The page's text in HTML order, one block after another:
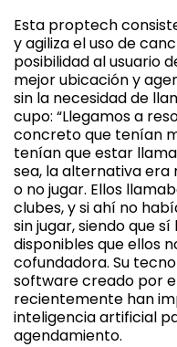
Esta proptech
y agiliza el uso de
posibilidad al usuario
mejor ubicación y
sin la necesidad de
cupo: “Llegamos a
concreto que tenían
tenían que estar
sea, la alternativa era
o no jugar. Ellos
clubes, y si ahí no
sin jugar, siendo que
disponibles que ellos
cofundadora. Su
software creado por
recientemente han
inteligencia artificial
agendamiento.